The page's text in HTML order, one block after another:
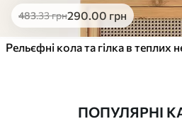
483.33грн290.00 грн
ПОПУЛЯРНІ